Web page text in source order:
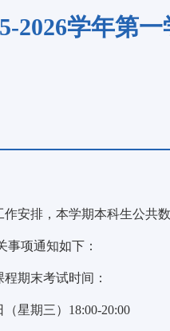
2026学年第
安排，本学期本科生公共
事项通知如下：
期末考试时间：
星期三）18:00-20:00